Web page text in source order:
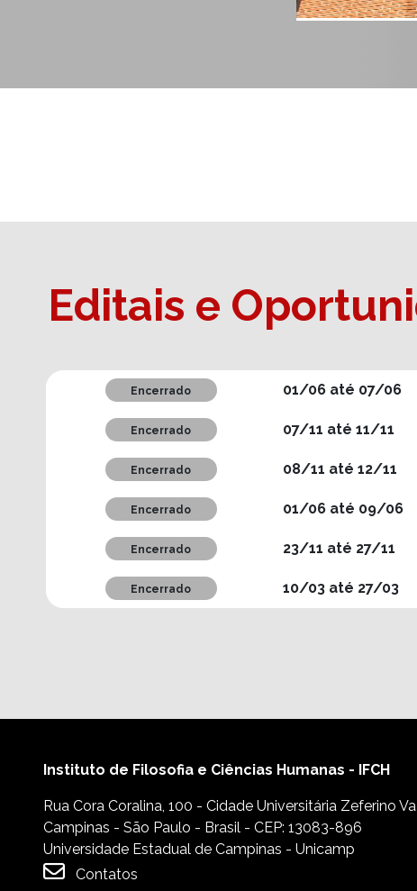
Editais e
Encerrado 01/06 até 07/06
Encerrado 07/11 até 11/11
Encerrado 08/11 até 12/11
Encerrado 01/06 até 09/06
Encerrado 23/11 até 27/11
Encerrado 10/03 até 27/03
Instituto de Filosofia e Ciências Humanas - IFCH
Rua Cora Coralina, 100 - Cidade Universitária Zeferino
Campinas - São Paulo - Brasil - CEP: 13083-896
Universidade Estadual de Campinas - Unicamp
Contatos